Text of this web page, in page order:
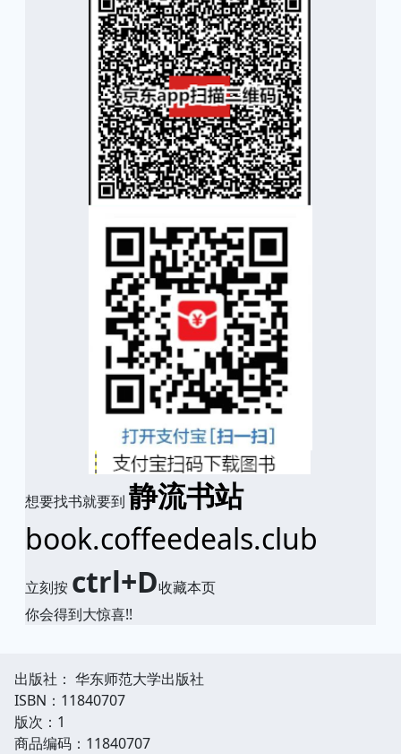
想要找书就要到 静流书站
book.coffeedeals.club
立刻按 ctrl+D收藏本页
你会得到大惊喜!!
出版社： 华东师范大学出版社
ISBN：11840707
版次：1
商品编码：11840707